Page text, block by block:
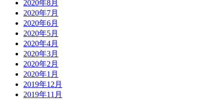
2020年8月
2020年7月
2020年6月
2020年5月
2020年4月
2020年3月
2020年2月
2020年1月
2019年12月
2019年11月